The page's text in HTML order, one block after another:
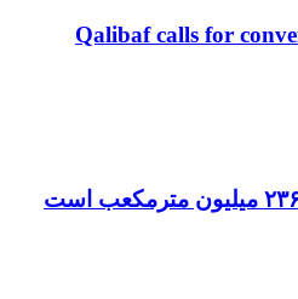
Qalibaf calls for